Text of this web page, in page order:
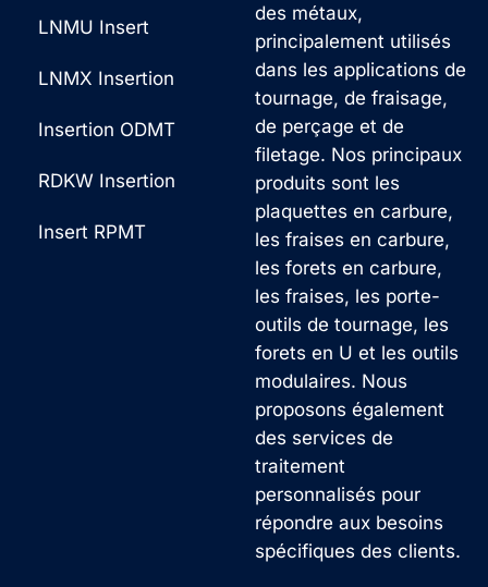
des métaux,
principalement utilisés
dans les applications de
tournage, de fraisage,
de perçage et de
filetage. Nos principaux
produits sont les
plaquettes en carbure,
les fraises en carbure,
les forets en carbure,
les fraises, les porte-
outils de tournage, les
forets en U et les outils
modulaires. Nous
proposons également
des services de
traitement
personnalisés pour
répondre aux besoins
spécifiques des clients.
LNMU Insert
LNMX Insertion
Insertion ODMT
RDKW Insertion
Insert RPMT